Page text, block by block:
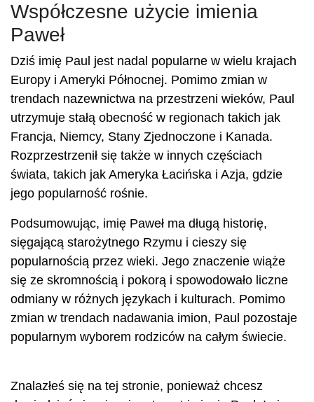
Współczesne użycie imienia
Paweł
Dziś imię Paul jest nadal popularne w wielu krajach
Europy i Ameryki Północnej. Pomimo zmian w
trendach nazewnictwa na przestrzeni wieków, Paul
utrzymuje stałą obecność w regionach takich jak
Francja, Niemcy, Stany Zjednoczone i Kanada.
Rozprzestrzenił się także w innych częściach
świata, takich jak Ameryka Łacińska i Azja, gdzie
jego popularność rośnie.
Podsumowując, imię Paweł ma długą historię,
sięgającą starożytnego Rzymu i cieszy się
popularnością przez wieki. Jego znaczenie wiąże
się ze skromnością i pokorą i spowodowało liczne
odmiany w różnych językach i kulturach. Pomimo
zmian w trendach nadawania imion, Paul pozostaje
popularnym wyborem rodziców na całym świecie.
Znalazłeś się na tej stronie, ponieważ chcesz